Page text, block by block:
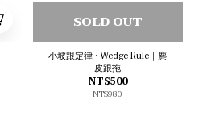
SOLD OUT
小坡跟定律 • Wedge Rule｜麂
皮跟拖
NT$500
NT$980